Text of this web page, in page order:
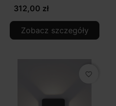
312,00 zł
Zobacz szczegóły
favorite_border